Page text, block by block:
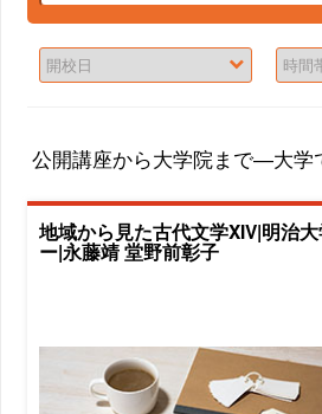
公開講座から大学院まで―大学
地域から見た古代文学XIV|明治
ー|永藤靖 堂野前彰子